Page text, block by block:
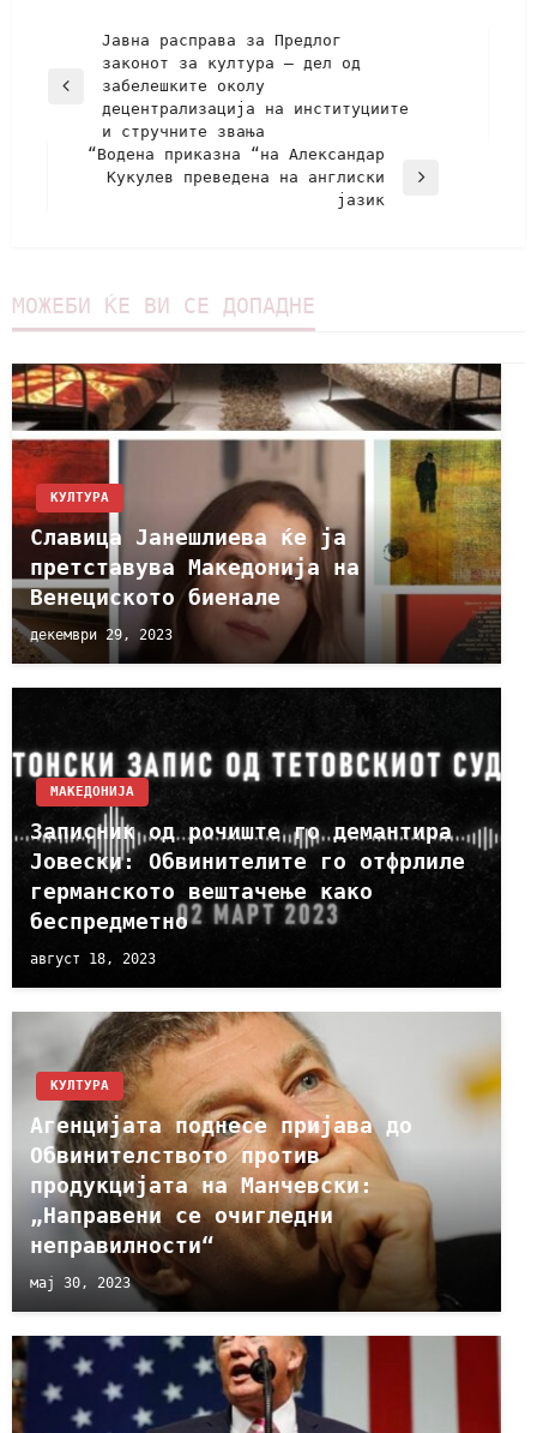
Јавна расправа за Предлог
законот за култура – дел од
забелешките околу
децентрализација на институциите
и стручните звања
“Водена приказна “на Александар
Кукулев преведена на англиски
јазик
МОЖЕБИ ЌЕ ВИ СЕ ДОПАДНЕ
КУЛТУРА
Славица Јанешлиева ќе ја
претставува Македонија на
Венециското биенале
декември 29, 2023
МАКЕДОНИЈА
Записник од рочиште го демантира
Јовески: Обвинителите го отфрлиле
германското вештачење како
беспредметно
август 18, 2023
КУЛТУРА
Агенцијата поднесе пријава до
Обвинителството против
продукцијата на Манчевски:
„Направени се очигледни
неправилности“
мај 30, 2023